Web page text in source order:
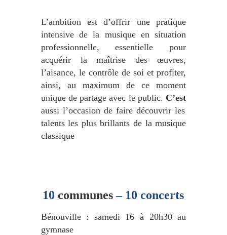
L’ambition est d’offrir une pratique
intensive de la musique en situation
professionnelle, essentielle pour
acquérir la maîtrise des œuvres,
l’aisance, le contrôle de soi et profiter,
ainsi, au maximum de ce moment
unique de partage avec le public. C’est
aussi l’occasion de faire découvrir les
talents les plus brillants de la musique
classique
10communes– 10 concerts
Bénouville : samedi 16 à 20h30 au
gymnase